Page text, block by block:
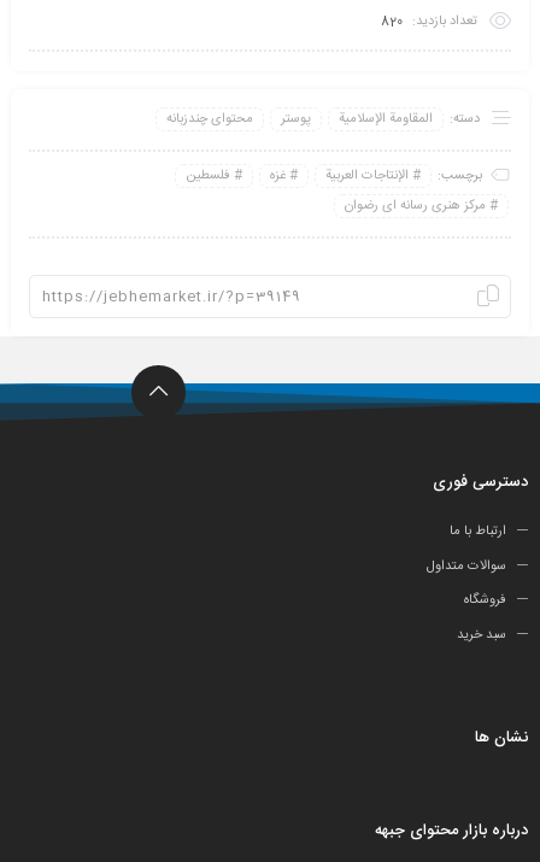
تعداد بازدید: 820
دسته: المقاومة الإسلامية پوستر محتوای چندزبانه
برچسب: الإنتاجات العربية غزه
فلسطین
مرکز هنری رسانه ای رضوان
دسترسی فوری
ارتباط با ما
سوالات متداول
فروشگاه
سبد خرید
نشان ها
درباره بازار محتوای جبهه